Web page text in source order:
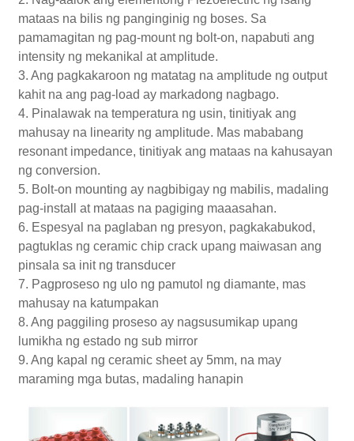
mataas na bilis ng panginginig ng boses. Sa
pamamagitan ng pag-mount ng bolt-on, napabuti ang
intensity ng mekanikal at amplitude.
3. Ang pagkakaroon ng matatag na amplitude ng output
kahit na ang pag-load ay markadong nagbago.
4. Pinalawak na temperatura ng usin, tinitiyak ang
mahusay na linearity ng amplitude. Mas mababang
resonant impedance, tinitiyak ang mataas na kahusayan
ng conversion.
5. Bolt-on mounting ay nagbibigay ng mabilis, madaling
pag-install at mataas na pagiging maaasahan.
6. Espesyal na paglaban ng presyon, pagkakabukod,
pagtuklas ng ceramic chip crack upang maiwasan ang
pinsala sa init ng transducer
7. Pagproseso ng ulo ng pamutol ng diamante, mas
mahusay na katumpakan
8. Ang paggiling proseso ay nagsusumikap upang
lumikha ng estado ng sub mirror
9. Ang kapal ng ceramic sheet ay 5mm, na may
maraming mga butas, madaling hanapin